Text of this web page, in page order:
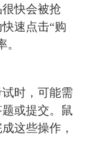
快会被抢
速点击“购
时，可能需
或提交。鼠
这些操作，